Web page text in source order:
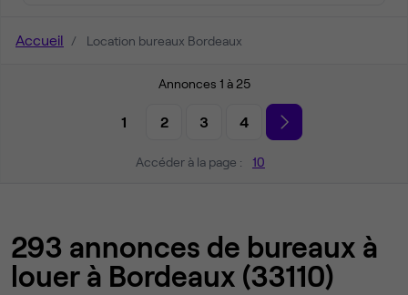
Accueil Location bureaux Bordeaux
Annonces 1 à 25
1 2 3 4
Accéder à la page : 10
293 annonces de bureaux à
louer à Bordeaux (33110)